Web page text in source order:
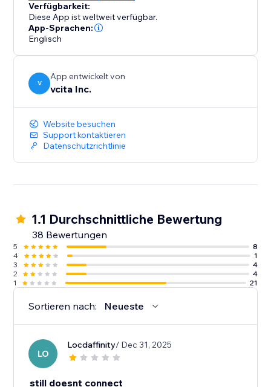
Verfügbarkeit:
Diese App ist weltweit verfügbar.
App-Sprachen:
Englisch
V
App entwickelt von
vcita Inc.
Website besuchen
Support kontaktieren
Datenschutzrichtlinie
1.1 Durchschnittliche Bewertung
38 Bewertungen
5
8
4
1
3
4
2
4
1
21
Sortieren nach: Neueste
LO
Locdaffinity/ Dec 31, 2025
still doesnt connect